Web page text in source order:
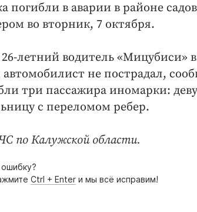
погибли в аварии в районе
во вторник, 7 октября.
26-летний водитель
автомобилист не пострадал,
три пассажира иномарки:
с переломом ребер.
по Калужской области.
Ctrl + Enter и мы всё исправим!